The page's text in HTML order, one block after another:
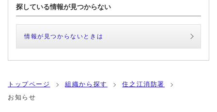
探している情報が見つからない
情報が見つからないときは
トップページ 組織から探す
住之江消防署
お知らせ